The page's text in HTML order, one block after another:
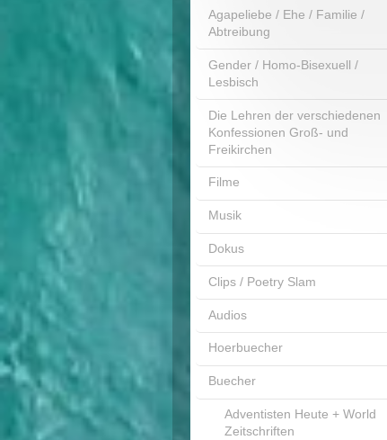
Agapeliebe / Ehe / Familie /
Abtreibung
Gender / Homo-Bisexuell /
Lesbisch
Die Lehren der verschiedenen
Konfessionen Groß- und
Freikirchen
Filme
Musik
Dokus
Clips / Poetry Slam
Audios
Hoerbuecher
Buecher
Adventisten Heute + World
Zeitschriften